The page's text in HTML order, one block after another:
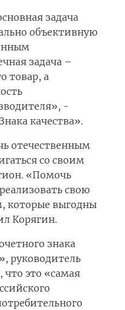
задача
объективную
задача –
товар, а
-
качества».
отечественным
со своим
«Помочь
свою
которые выгодны
Корягин.
знака
руководитель
что это «самая